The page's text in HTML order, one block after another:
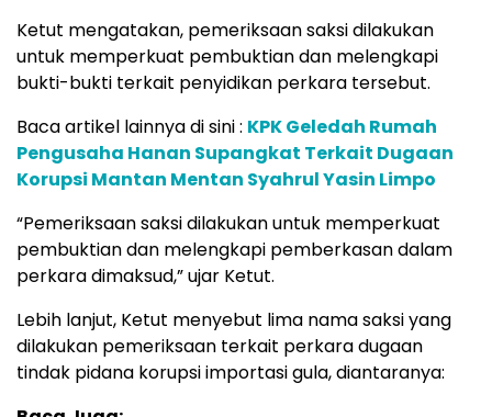
Ketut mengatakan, pemeriksaan saksi dilakukan
untuk memperkuat pembuktian dan melengkapi
bukti-bukti terkait penyidikan perkara tersebut.
Baca artikel lainnya di sini : KPK Geledah Rumah
Pengusaha Hanan Supangkat Terkait Dugaan
Korupsi Mantan Mentan Syahrul Yasin Limpo
“Pemeriksaan saksi dilakukan untuk memperkuat
pembuktian dan melengkapi pemberkasan dalam
perkara dimaksud,” ujar Ketut.
Lebih lanjut, Ketut menyebut lima nama saksi yang
dilakukan pemeriksaan terkait perkara dugaan
tindak pidana korupsi importasi gula, diantaranya: